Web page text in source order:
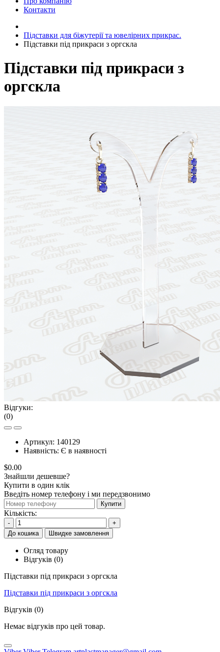
Контакти
Підставки для біжутерії та ювелірниx прикрас.
Підставки під прикраси з оргскла
Підставки під прикраси з
оргскла
Відгуки:
(0)
Артикул: 140129
Наявність: Є в наявності
$0.00
Знайшли дешевше?
Купити в один клік
Введіть номер телефону і ми передзвонимо
Купити
Кількість:
-
+
До кошика
Швидке замовлення
Огляд товару
Відгуків (0)
Підставки під прикраси з оргскла
Підставки під прикраси з оргскла
Відгуків (0)
Немає відгуків про цей товар.